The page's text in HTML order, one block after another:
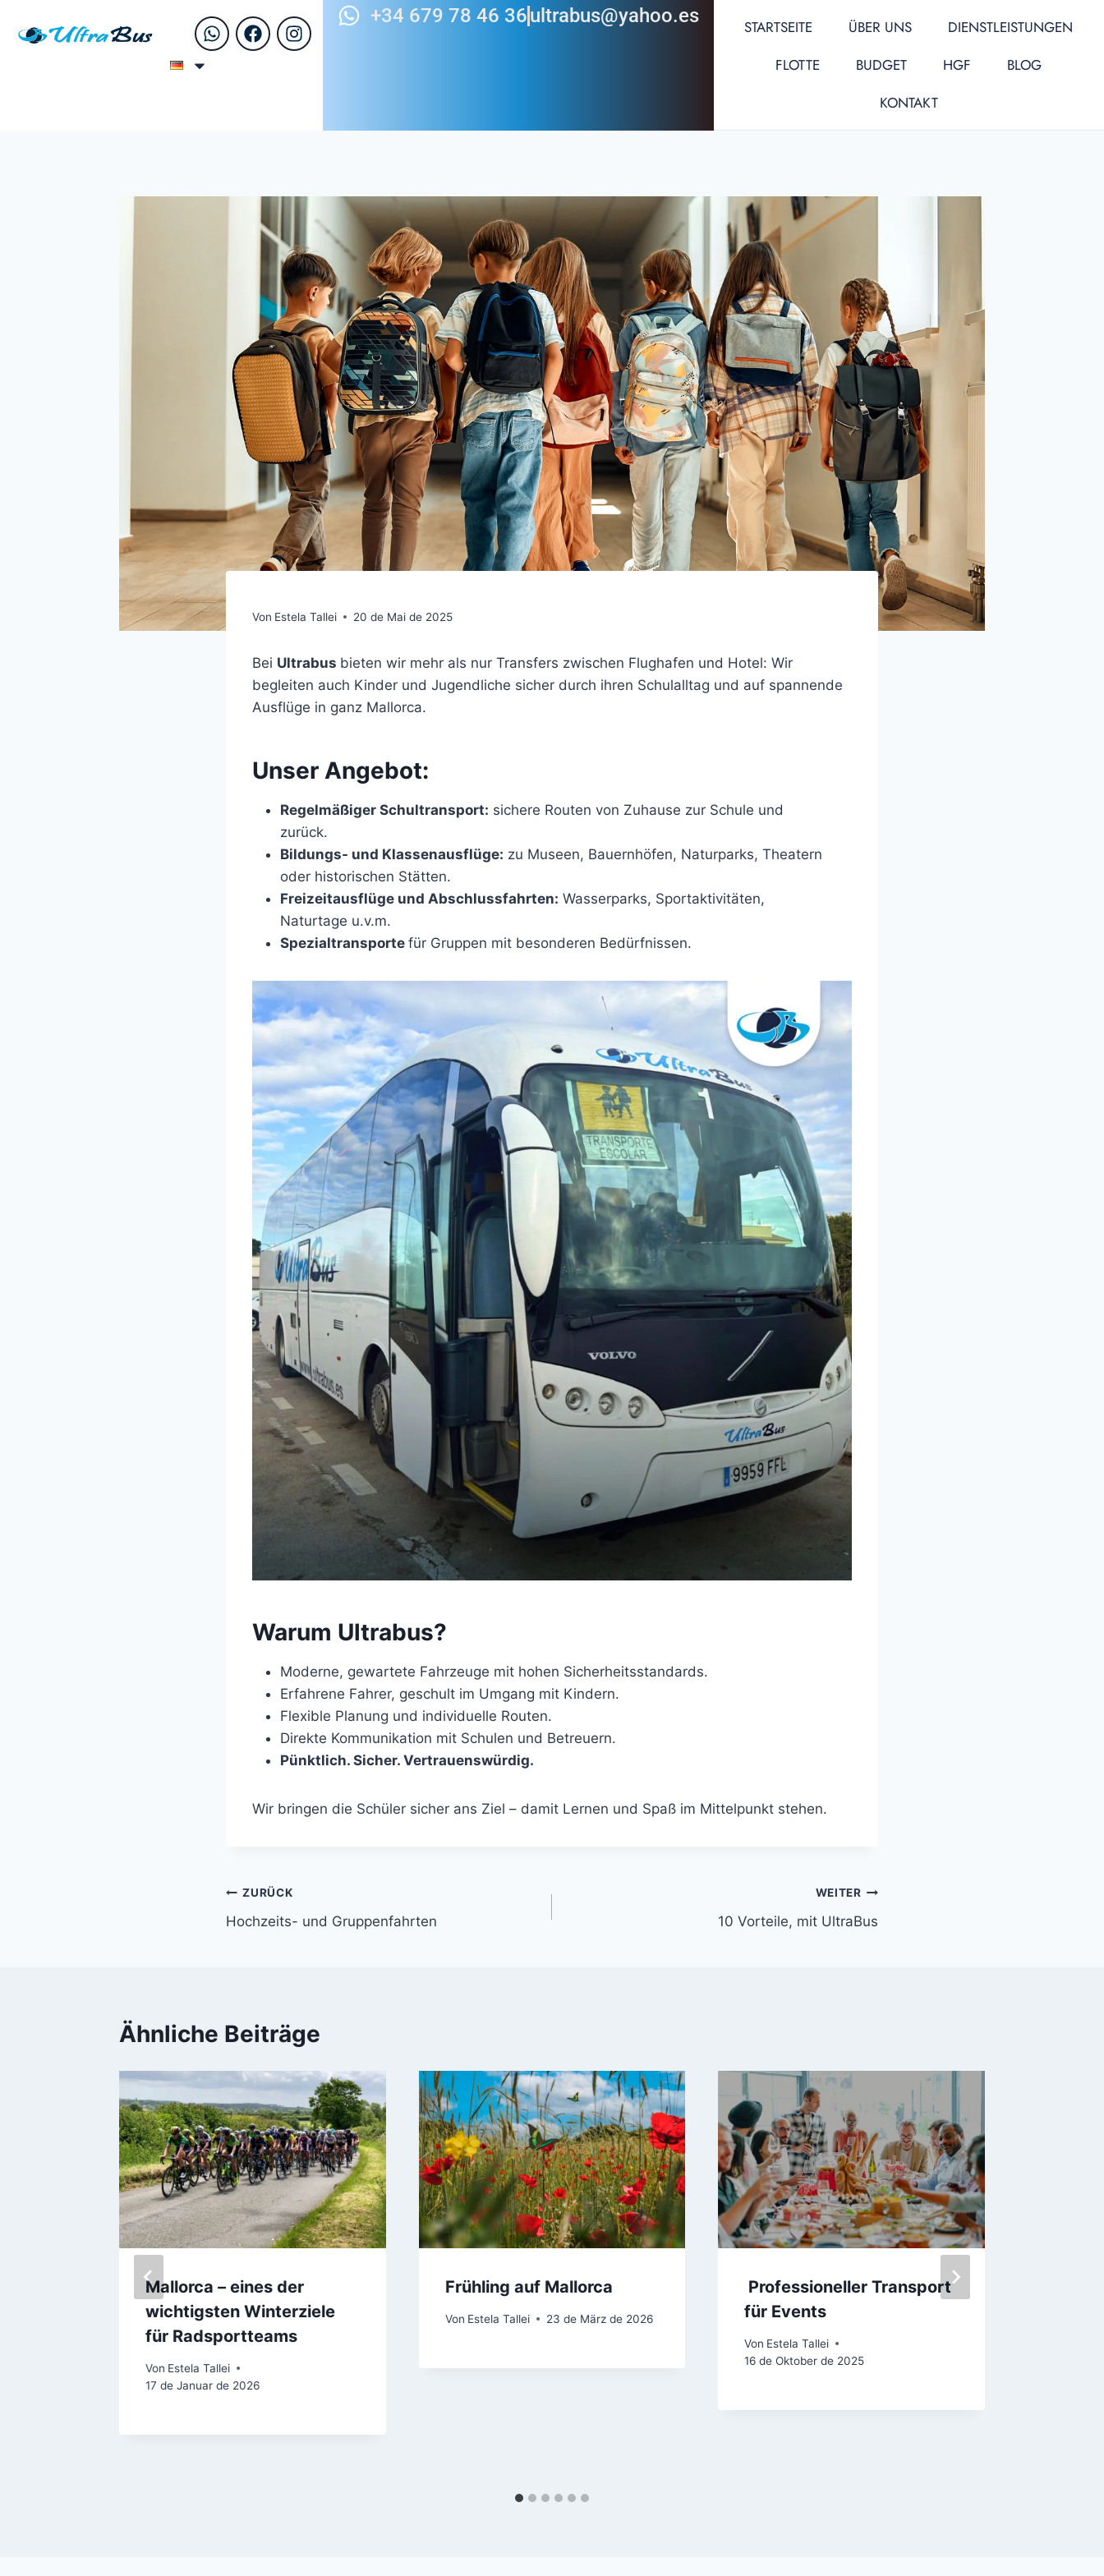
+34 679 78 46 36ultrabus@yahoo.es STARTSEITE ÜBER UNS
DIENSTLEISTUNGEN
FLOTTE
BUDGET HGF
BLOG
KONTAKT
Von Estela Tallei 20 de Mai de 2025
Bei Ultrabus bieten wir mehr als nur Transfers zwischen Flughafen und Hotel: Wir
begleiten auch Kinder und Jugendliche sicher durch ihren Schulalltag und auf spannende
Ausflüge in ganz Mallorca.
Unser Angebot:
Regelmäßiger Schultransport: sichere Routen von Zuhause zur Schule und
zurück.
Bildungs- und Klassenausflüge: zu Museen, Bauernhöfen, Naturparks, Theatern
oder historischen Stätten.
Freizeitausflüge und Abschlussfahrten: Wasserparks, Sportaktivitäten,
Naturtage u.v.m.
Spezialtransporte für Gruppen mit besonderen Bedürfnissen.
Warum Ultrabus?
Moderne, gewartete Fahrzeuge mit hohen Sicherheitsstandards.
Erfahrene Fahrer, geschult im Umgang mit Kindern.
Flexible Planung und individuelle Routen.
Direkte Kommunikation mit Schulen und Betreuern.
Pünktlich. Sicher. Vertrauenswürdig.
Wir bringen die Schüler sicher ans Ziel – damit Lernen und Spaß im Mittelpunkt stehen.
ZURÜCK
Hochzeits- und Gruppenfahrten
WEITER
10 Vorteile, mit UltraBus
Ähnliche Beiträge
Mallorca – eines der
wichtigsten Winterziele
für Radsportteams
Von Estela Tallei
17 de Januar de 2026
Frühling auf Mallorca
Von Estela Tallei 23 de März de 2026
Professioneller Transport
für Events
Von Estela Tallei
16 de Oktober de 2025